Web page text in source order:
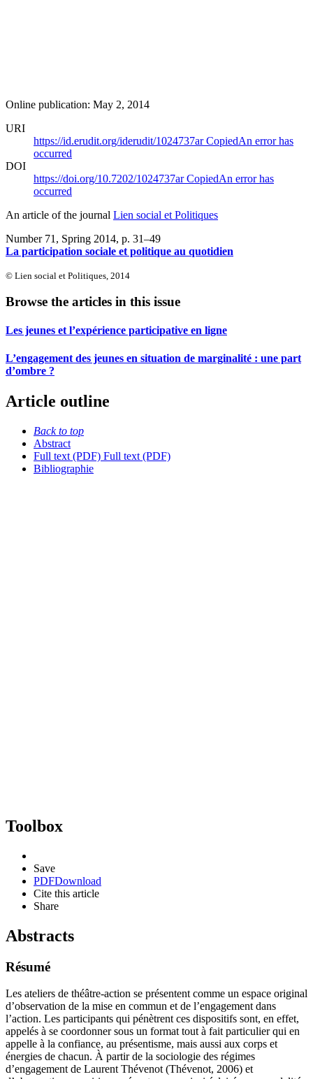
Online publication: May 2, 2014
URI
https://id.erudit.org/iderudit/1024737arCopiedAn error has
occurred
DOI
https://doi.org/10.7202/1024737arCopiedAn error has
occurred
An article of the journal Lien social et Politiques
Number 71, Spring 2014, p. 31–49
La participation sociale et politique au quotidien
© Lien social et Politiques, 2014
Browse the articles in this issue
Les jeunes et l’expérience participative en ligne
L’engagement des jeunes en situation de marginalité : une part
d’ombre ?
Article outline
Back to top
Abstract
Full text (PDF) Full text (PDF)
Bibliographie
Toolbox
Save
PDFDownload
Cite this article
Share
Abstracts
Résumé
Les ateliers de théâtre-action se présentent comme un espace original
d’observation de la mise en commun et de l’engagement dans
l’action. Les participants qui pénètrent ces dispositifs sont, en effet,
appelés à se coordonner sous un format tout à fait particulier qui en
appelle à la confiance, au présentisme, mais aussi aux corps et
énergies de chacun. À partir de la sociologie des régimes
d’engagement de Laurent Thévenot (Thévenot, 2006) et